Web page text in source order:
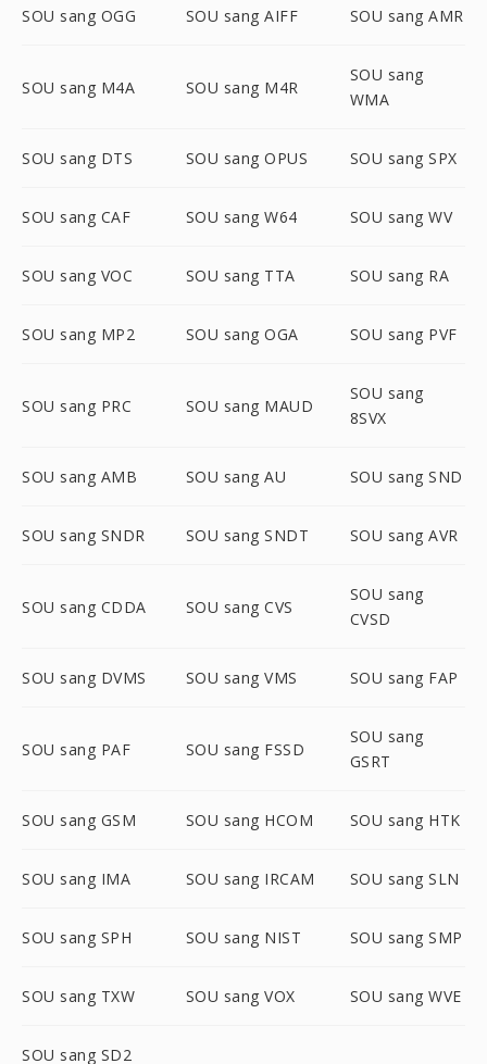
SOU sang OGG SOU sang AIFF SOU sang AMR
SOU sang M4A SOU sang M4R
SOU sang
WMA
SOU sang DTS SOU sang OPUS SOU sang SPX
SOU sang CAF SOU sang W64 SOU sang WV
SOU sang VOC SOU sang TTA SOU sang RA
SOU sang MP2 SOU sang OGA SOU sang PVF
SOU sang PRC SOU sang MAUD
SOU sang
8SVX
SOU sang AMB SOU sang AU SOU sang SND
SOU sang SNDR SOU sang SNDT SOU sang AVR
SOU sang CDDA SOU sang CVS
SOU sang
CVSD
SOU sang DVMS SOU sang VMS SOU sang FAP
SOU sang PAF SOU sang FSSD
SOU sang
GSRT
SOU sang GSM SOU sang HCOM SOU sang HTK
SOU sang IMA SOU sang IRCAM SOU sang SLN
SOU sang SPH SOU sang NIST SOU sang SMP
SOU sang TXW SOU sang VOX SOU sang WVE
SOU sang SD2